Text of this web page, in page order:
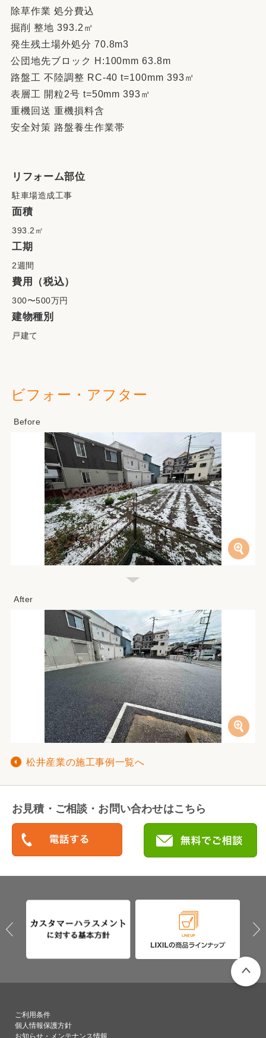
除草作業 処分費込
掘削 整地 393.2㎡
発生残土場外処分 70.8m3
公団地先ブロック H:100mm 63.8m
路盤工 不陸調整 RC-40 t=100mm 393㎡
表層工 開粒2号 t=50mm 393㎡
重機回送 重機損料含
安全対策 路盤養生作業帯
リフォーム部位
駐車場造成工事
面積
393.2㎡
工期
2週間
費用（税込）
300〜500万円
建物種別
戸建て
ビフォー・アフター
松井産業の施工事例一覧へ
お見積・ご相談・お問い合わせはこちら
ご利用条件
個人情報保護方針
お知らせ・メンテナンス情報